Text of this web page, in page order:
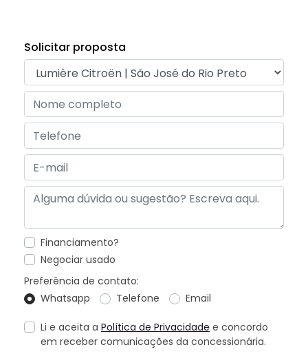
Solicitar proposta
Financiamento?
Negociar usado
Preferência de contato:
Whatsapp
Telefone Email
Li e aceita a Política de Privacidade e concordo
em receber comunicações da concessionária.